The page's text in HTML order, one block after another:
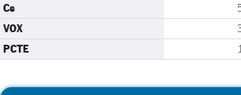
Cs
VOX
PCTE